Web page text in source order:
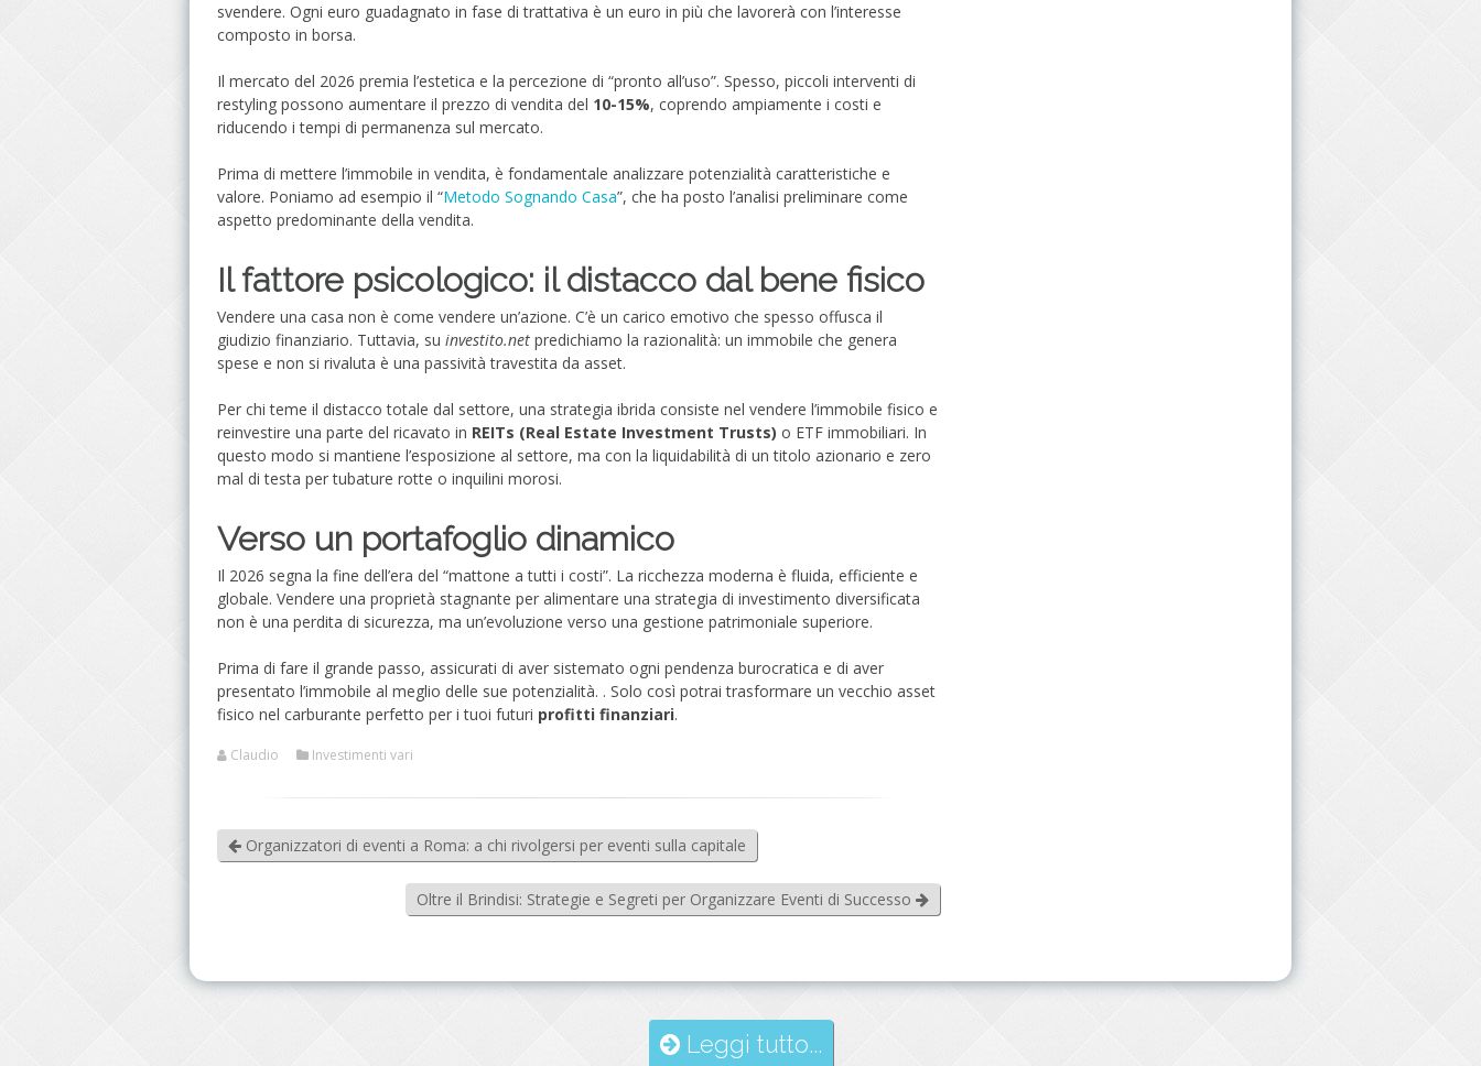
svendere. Ogni euro guadagnato in fase di trattativa è un euro in più che lavorerà con l’interesse
composto in borsa.
Il mercato del 2026 premia l’estetica e la percezione di “pronto all’uso”. Spesso, piccoli interventi di
restyling possono aumentare il prezzo di vendita del 10-15%, coprendo ampiamente i costi e
riducendo i tempi di permanenza sul mercato.
Prima di mettere l’immobile in vendita, è fondamentale analizzare potenzialità caratteristiche e
valore. Poniamo ad esempio il “Metodo Sognando Casa”, che ha posto l’analisi preliminare come
aspetto predominante della vendita.
Il fattore psicologico: il distacco dal bene fisico
Vendere una casa non è come vendere un’azione. C’è un carico emotivo che spesso offusca il
giudizio finanziario. Tuttavia, su investito.net predichiamo la razionalità: un immobile che genera
spese e non si rivaluta è una passività travestita da asset.
Per chi teme il distacco totale dal settore, una strategia ibrida consiste nel vendere l’immobile fisico e
reinvestire una parte del ricavato in REITs (Real Estate Investment Trusts) o ETF immobiliari. In
questo modo si mantiene l’esposizione al settore, ma con la liquidabilità di un titolo azionario e zero
mal di testa per tubature rotte o inquilini morosi.
Verso un portafoglio dinamico
Il 2026 segna la fine dell’era del “mattone a tutti i costi”. La ricchezza moderna è fluida, efficiente e
globale. Vendere una proprietà stagnante per alimentare una strategia di investimento diversificata
non è una perdita di sicurezza, ma un’evoluzione verso una gestione patrimoniale superiore.
Prima di fare il grande passo, assicurati di aver sistemato ogni pendenza burocratica e di aver
presentato l’immobile al meglio delle sue potenzialità. . Solo così potrai trasformare un vecchio asset
fisico nel carburante perfetto per i tuoi futuri profitti finanziari.
Claudio Investimenti vari
Organizzatori di eventi a Roma: a chi rivolgersi per eventi sulla capitale
Oltre il Brindisi: Strategie e Segreti per Organizzare Eventi di Successo
Leggi tutto...